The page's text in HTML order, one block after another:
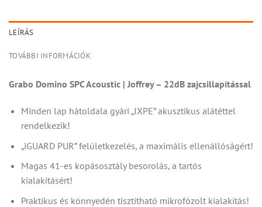
LEÍRÁS
TOVÁBBI INFORMÁCIÓK
Grabo Domino SPC Acoustic | Joffrey – 22dB zajcsillapítással
Minden lap hátoldala gyári „IXPE” akusztikus alátéttel
rendelkezik!
„iGUARD PUR” felületkezelés, a maximális ellenállóságért!
Magas 41-es kopásosztály besorolás, a tartós
kialakításért!
Praktikus és könnyedén tisztítható mikrofózolt kialakítás!